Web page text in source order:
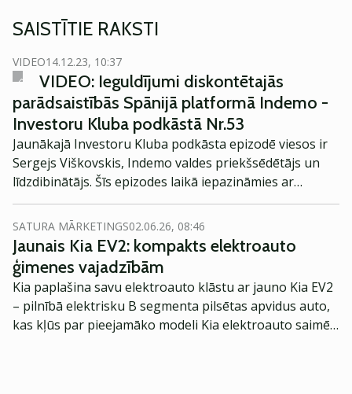
SAISTĪTIE RAKSTI
VIDEO14.12.23, 10:37
VIDEO: Ieguldījumi diskontētajās
parādsaistībās Spānijā platformā Indemo -
Investoru Kluba podkāstā Nr.53
Jaunākajā Investoru Kluba podkāsta epizodē viesos ir
Sergejs Viškovskis, Indemo valdes priekšsēdētājs un
līdzdibinātājs. Šīs epizodes laikā iepazināmies ar
Indemo tapšanas stāstu, piedāvāto ieguldījumu
produktu un ar ko tas ir īpašs.
SATURA MĀRKETINGS02.06.26, 08:46
Jaunais Kia EV2: kompakts elektroauto
ģimenes vajadzībām
Kia paplašina savu elektroauto klāstu ar jauno Kia EV2
– pilnībā elektrisku B segmenta pilsētas apvidus auto,
kas kļūs par pieejamāko modeli Kia elektroauto saimē